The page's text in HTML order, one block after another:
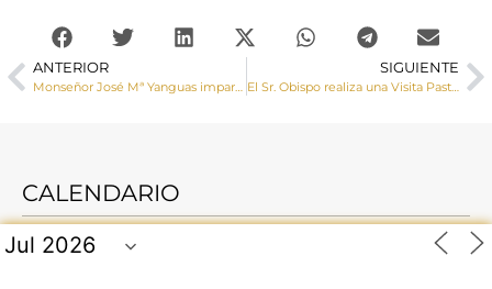
ANTERIOR
Monseñor José Mª Yanguas imparte el sacramento de la Confirmación a un grupo de adolescentes de la parroquia de Villar de Olalla
SIGUIENTE
El Sr. Obispo realiza una Visita Pastoral a Paredes y Leganiel
CALENDARIO